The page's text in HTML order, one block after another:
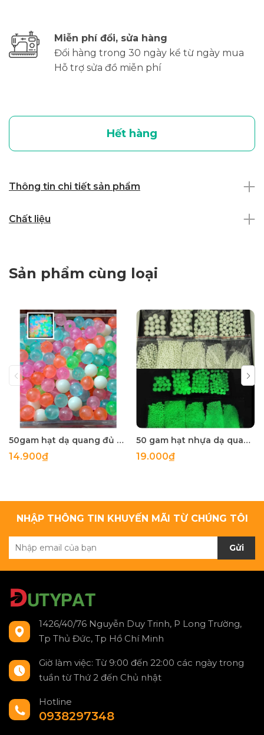
Miễn phí đổi, sửa hàng
Đổi hàng trong 30 ngày kể từ ngày mua
Hỗ trợ sửa đồ miễn phí
Hết hàng
Thông tin chi tiết sản phẩm
Chất liệu
Sản phẩm cùng loại
50gam hạt dạ quang đủ màu 6mm, 8mm, 10mm, 12mm, hạt nhựa tròn
14.900₫
50 gam hạt nhựa dạ quang tròn đủ size 4mm, 5mm, 6mm, 8mm, 10mm, 12mm, 14mm, 16mm ,18mm , 10mm, 22mm, 25mm
19.000₫
NHẬP THÔNG TIN KHUYẾN MÃI TỪ CHÚNG TÔI
Gửi
1426/40/76 Nguyễn Duy Trinh, P Long Trường,
Tp Thủ Đức, Tp Hồ Chí Minh
Giờ làm việc: Từ 9:00 đến 22:00 các ngày trong
tuần từ Thứ 2 đến Chủ nhật
Hotline
0938297348